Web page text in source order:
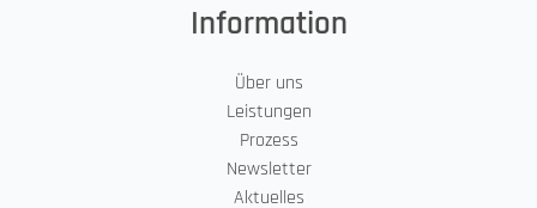
Information
Über uns
Leistungen
Prozess
Newsletter
Aktuelles